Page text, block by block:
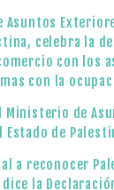
Asuntos
celebra la
con los
con la
Ministerio de
Estado de
a reconocer
la